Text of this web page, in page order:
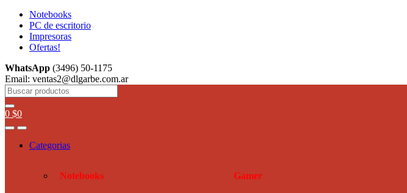
Notebooks
PC de escritorio
Impresoras
Ofertas!
WhatsApp (3496) 50-1175
Email: ventas2@dlgarbe.com.ar
0 $0
Categorias
Notebooks Gamer